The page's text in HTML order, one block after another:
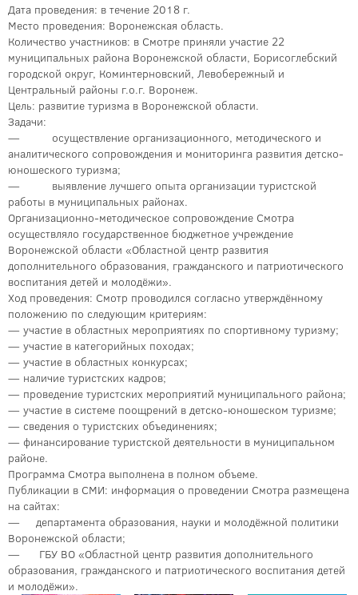
Дата проведения: в течение 2018 г.
Место проведения: Воронежская область.
Количество участников: в Смотре приняли участие 22
муниципальных района Воронежской области, Борисоглебский
городской округ, Коминтерновский, Левобережный и
Центральный районы г.о.г. Воронеж.
Цель: развитие туризма в Воронежской области.
Задачи:
— осуществление организационного, методического и
аналитического сопровождения и мониторинга развития детско-
юношеского туризма;
— выявление лучшего опыта организации туристской
работы в муниципальных районах.
Организационно-методическое сопровождение Смотра
осуществляло государственное бюджетное учреждение
Воронежской области «Областной центр развития
дополнительного образования, гражданского и патриотического
воспитания детей и молодёжи».
Ход проведения: Смотр проводился согласно утверждённому
положению по следующим критериям:
— участие в областных мероприятиях по спортивному туризму;
— участие в категорийных походах;
— участие в областных конкурсах;
— наличие туристских кадров;
— проведение туристских мероприятий муниципального района;
— участие в системе поощрений в детско-юношеском туризме;
— сведения о туристских объединениях;
— финансирование туристской деятельности в муниципальном
районе.
Программа Смотра выполнена в полном объеме.
Публикации в СМИ: информация о проведении Смотра размещена
на сайтах:
— департамента образования, науки и молодёжной политики
Воронежской области;
— ГБУ ВО «Областной центр развития дополнительного
образования, гражданского и патриотического воспитания детей
и молодёжи».